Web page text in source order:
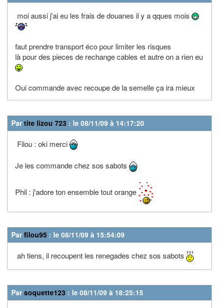
moi aussi j'ai eu les frais de douanes il y a qques mois
faut prendre transport éco pour limiter les risques
là pour des pieces de rechange cables et autre on a rien eu
Oui commande avec recoupe de la semelle ça ira mieux
Partite lizou 723 : le 08/11/09 à 14:17:20
Filou : oki merci
Je les commande chez sos sabots
Phil : j'adore ton ensemble tout orange
Parfilou95 : le 08/11/09 à 15:54:09
ah tiens, il recoupent les renegades chez sos sabots
Parsoquette123 : le 08/11/09 à 18:25:15